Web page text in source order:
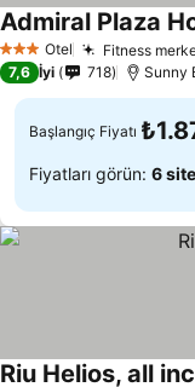
3 YıldızOtel Fitness
Admiral Plaza
7,6 İyi 718 Sunny
Başlangıç Fiyatı
Fiyatları görün: 6 site
Riu Helios, all